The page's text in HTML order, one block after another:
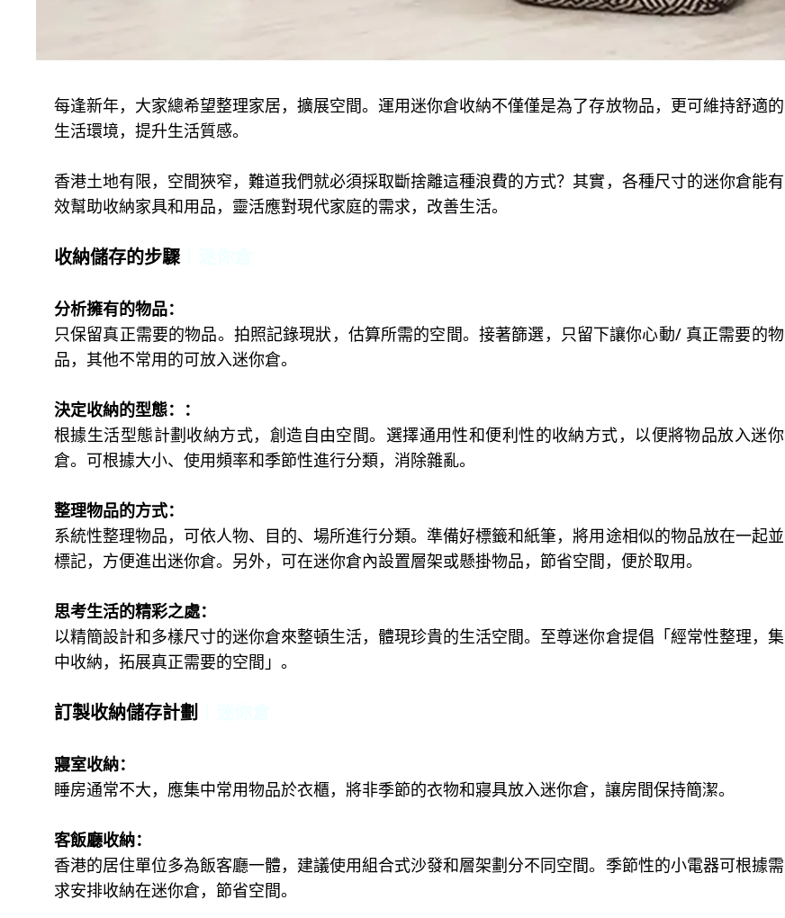
每逢新年，大家總希望整理家居，擴展空間。運用迷你倉收納不僅僅是為了存放物品，更可維持舒適的
生活環境，提升生活質感。
香港土地有限，空間狹窄，難道我們就必須採取斷捨離這種浪費的方式？其實，各種尺寸的迷你倉能有
效幫助收納家具和用品，靈活應對現代家庭的需求，改善生活。
收納儲存的步驟｜迷你倉
分析擁有的物品：
只保留真正需要的物品。拍照記錄現狀，估算所需的空間。接著篩選，只留下讓你心動/ 真正需要的物
品，其他不常用的可放入迷你倉。
決定收納的型態：：
根據生活型態計劃收納方式，創造自由空間。選擇通用性和便利性的收納方式，以便將物品放入迷你
倉。可根據大小、使用頻率和季節性進行分類，消除雜亂。
整理物品的方式：
系統性整理物品，可依人物、目的、場所進行分類。準備好標籤和紙筆，將用途相似的物品放在一起並
標記，方便進出迷你倉。另外，可在迷你倉內設置層架或懸掛物品，節省空間，便於取用。
思考生活的精彩之處：
以精簡設計和多樣尺寸的迷你倉來整頓生活，體現珍貴的生活空間。至尊迷你倉提倡「經常性整理，集
中收納，拓展真正需要的空間」。
訂製收納儲存計劃
寢室收納：
睡房通常不大，應集中常用物品於衣櫃，將非季節的衣物和寢具放入迷你倉，讓房間保持簡潔。
客飯廳收納：
香港的居住單位多為飯客廳一體，建議使用組合式沙發和層架劃分不同空間。季節性的小電器可根據需
求安排收納在迷你倉，節省空間。